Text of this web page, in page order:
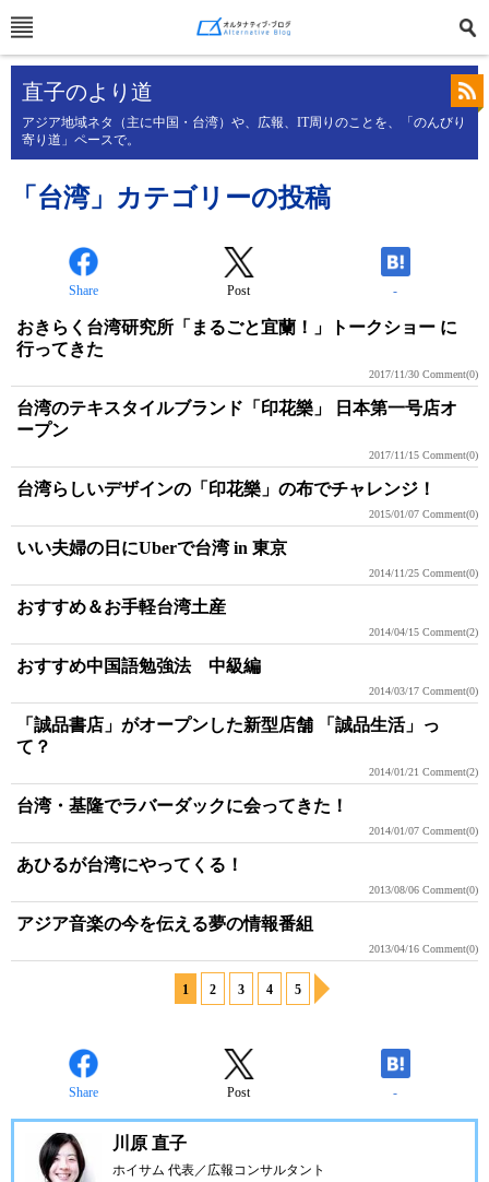
直子のより道
アジア地域ネタ（主に中国・台湾）や、広報、IT周りのことを、「のんびり
寄り道」ペースで。
「台湾」カテゴリーの投稿
Share Post -
おきらく台湾研究所「まるごと宜蘭！」トークショー に
行ってきた
2017/11/30 Comment(0)
台湾のテキスタイルブランド「印花樂」 日本第一号店オ
ープン
2017/11/15 Comment(0)
台湾らしいデザインの「印花樂」の布でチャレンジ！
2015/01/07 Comment(0)
いい夫婦の日にUberで台湾 in 東京
2014/11/25 Comment(0)
おすすめ＆お手軽台湾土産
2014/04/15 Comment(2)
おすすめ中国語勉強法 中級編
2014/03/17 Comment(0)
「誠品書店」がオープンした新型店舗 「誠品生活」っ
て？
2014/01/21 Comment(2)
台湾・基隆でラバーダックに会ってきた！
2014/01/07 Comment(0)
あひるが台湾にやってくる！
2013/08/06 Comment(0)
アジア音楽の今を伝える夢の情報番組
2013/04/16 Comment(0)
1 2 3 4 5
Share Post -
川原 直子
ホイサム 代表／広報コンサルタント